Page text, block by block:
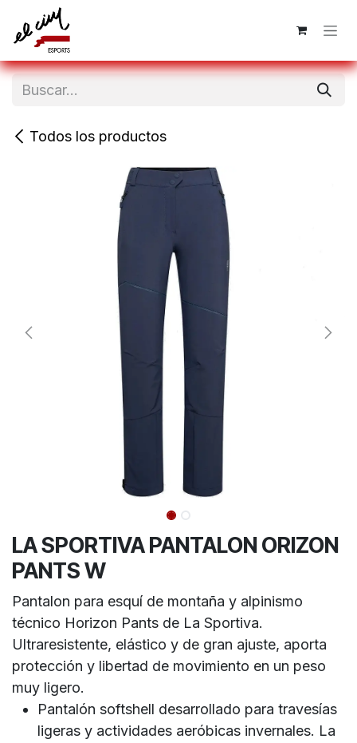
Ir al contenido
Todos los productos
LA SPORTIVA PANTALON ORIZON
PANTS W
Pantalon para esquí de montaña y alpinismo
técnico Horizon Pants de La Sportiva.
Ultraresistente, elástico y de gran ajuste, aporta
protección y libertad de movimiento en un peso
muy ligero.
Pantalón softshell desarrollado para travesías
ligeras y actividades aeróbicas invernales. La